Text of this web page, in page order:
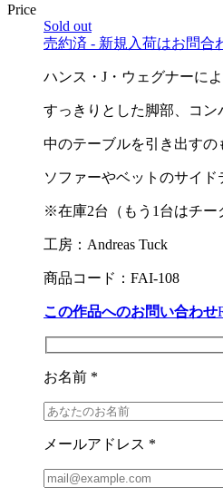
Price
Sold out
売約済 - 新規入荷はお問合
ハンス・J・ウェグナーに
すっきりとした脚部、コン
中のテーブルを引き出すの
ソファーやベットのサイド
※在庫2台（もう1台はチー
工房：Andreas Tuck
商品コード：FAI-108
この作品へのお問い合わせ
お名前 *
メールアドレス *